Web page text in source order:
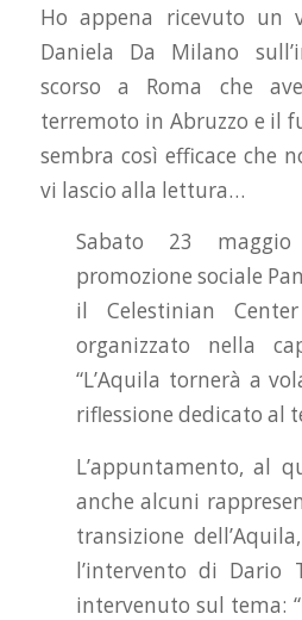
Ho appena ricevuto un
Daniela Da Milano
scorso a Roma che
terremoto in Abruzzo e il
sembra così efficace che
vi lascio alla lettura…
Sabato 23 maggio
promozione sociale
il Celestinian
organizzato nella
“L’Aquila tornerà a
riflessione dedicato al
L’appuntamento, al
anche alcuni
transizione
l’intervento di Dario
intervenuto sul tema: